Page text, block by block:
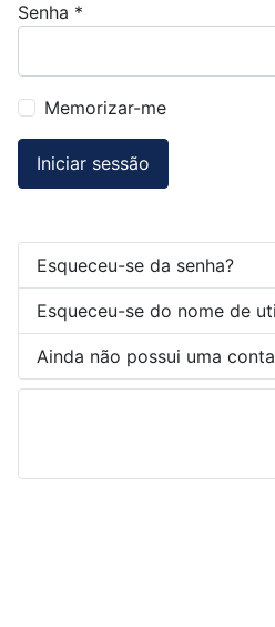
Senha *
Memorizar-me
Iniciar sessão
Esqueceu-se da senha?
Esqueceu-se do nome de
Ainda não possui uma